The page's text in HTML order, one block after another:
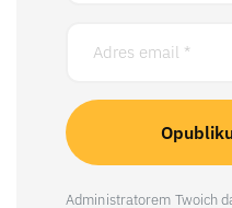
Administratorem Twoich